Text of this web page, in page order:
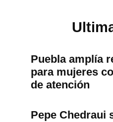
Puebla amplía
para mujeres
de atención
Pepe Chedraui